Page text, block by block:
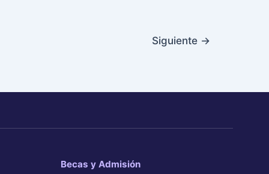
Siguiente →
Becas y Admisión